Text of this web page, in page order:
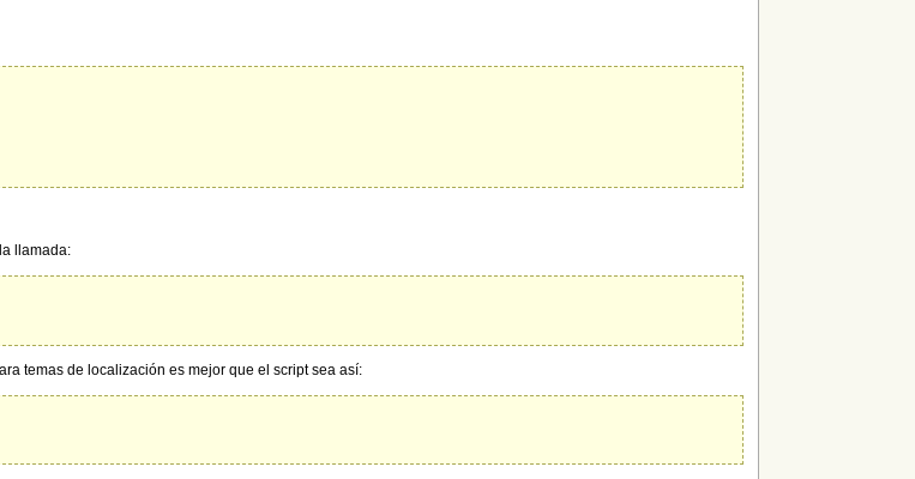
llamada:
temas de localización es mejor que el script sea así: